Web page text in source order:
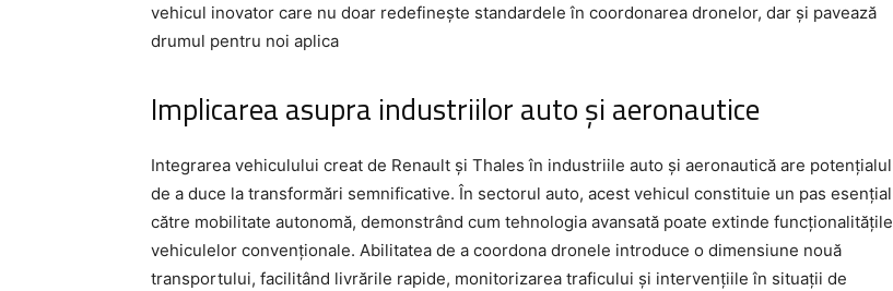
vehicul inovator care nu doar redefinește standardele în coordonarea dronelor, dar și pavează
drumul pentru noi aplica
Implicarea asupra industriilor auto și aeronautice
Integrarea vehiculului creat de Renault și Thales în industriile auto și aeronautică are potențialul
de a duce la transformări semnificative. În sectorul auto, acest vehicul constituie un pas esențial
către mobilitate autonomă, demonstrând cum tehnologia avansată poate extinde funcționalitățile
vehiculelor convenționale. Abilitatea de a coordona dronele introduce o dimensiune nouă
transportului, facilitând livrările rapide, monitorizarea traficului și intervențiile în situații de